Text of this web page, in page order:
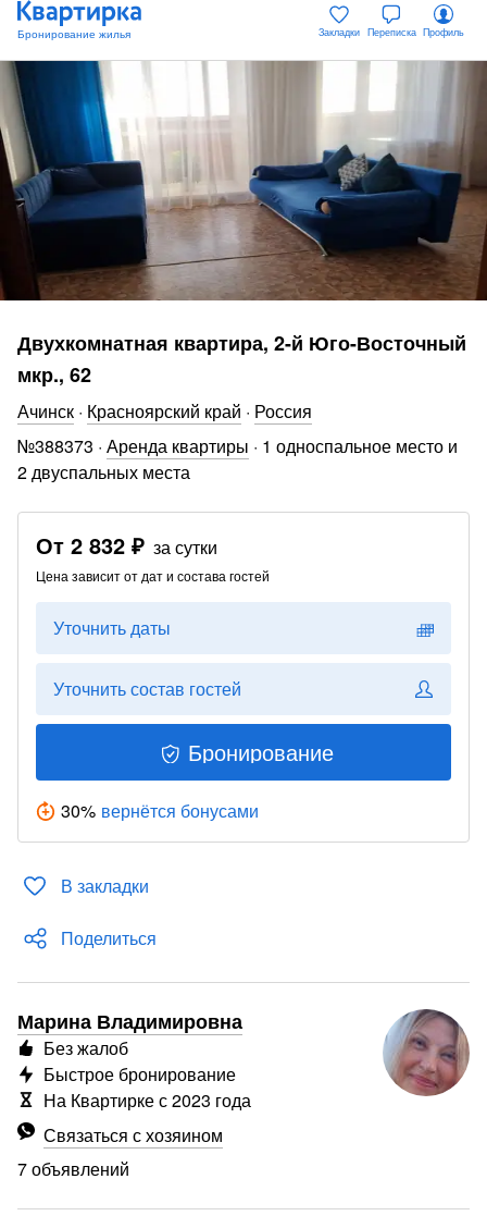
Закладки Переписка Профиль
Двухкомнатная квартира, 2-й Юго-Восточный
мкр., 62
Ачинск · Красноярский край · Россия
№388373 · Аренда квартиры · 1 односпальное место и
2 двуспальных места
От 2 832 ₽ за сутки
Цена зависит от дат и состава гостей
Уточнить даты
Уточнить состав гостей
Бронирование
30% вернётся бонусами
В закладки
Поделиться
Марина Владимировна
Связаться с хозяином
7 объявлений
Без жалоб
Быстрое бронирование
На Квартирке с 2023 года